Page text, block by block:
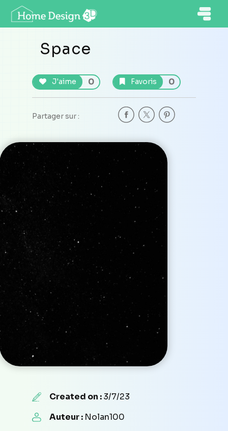
Space
J'aime 0 Favoris 0
Partager sur :
Created on :3/7/23
Auteur : Nolan100